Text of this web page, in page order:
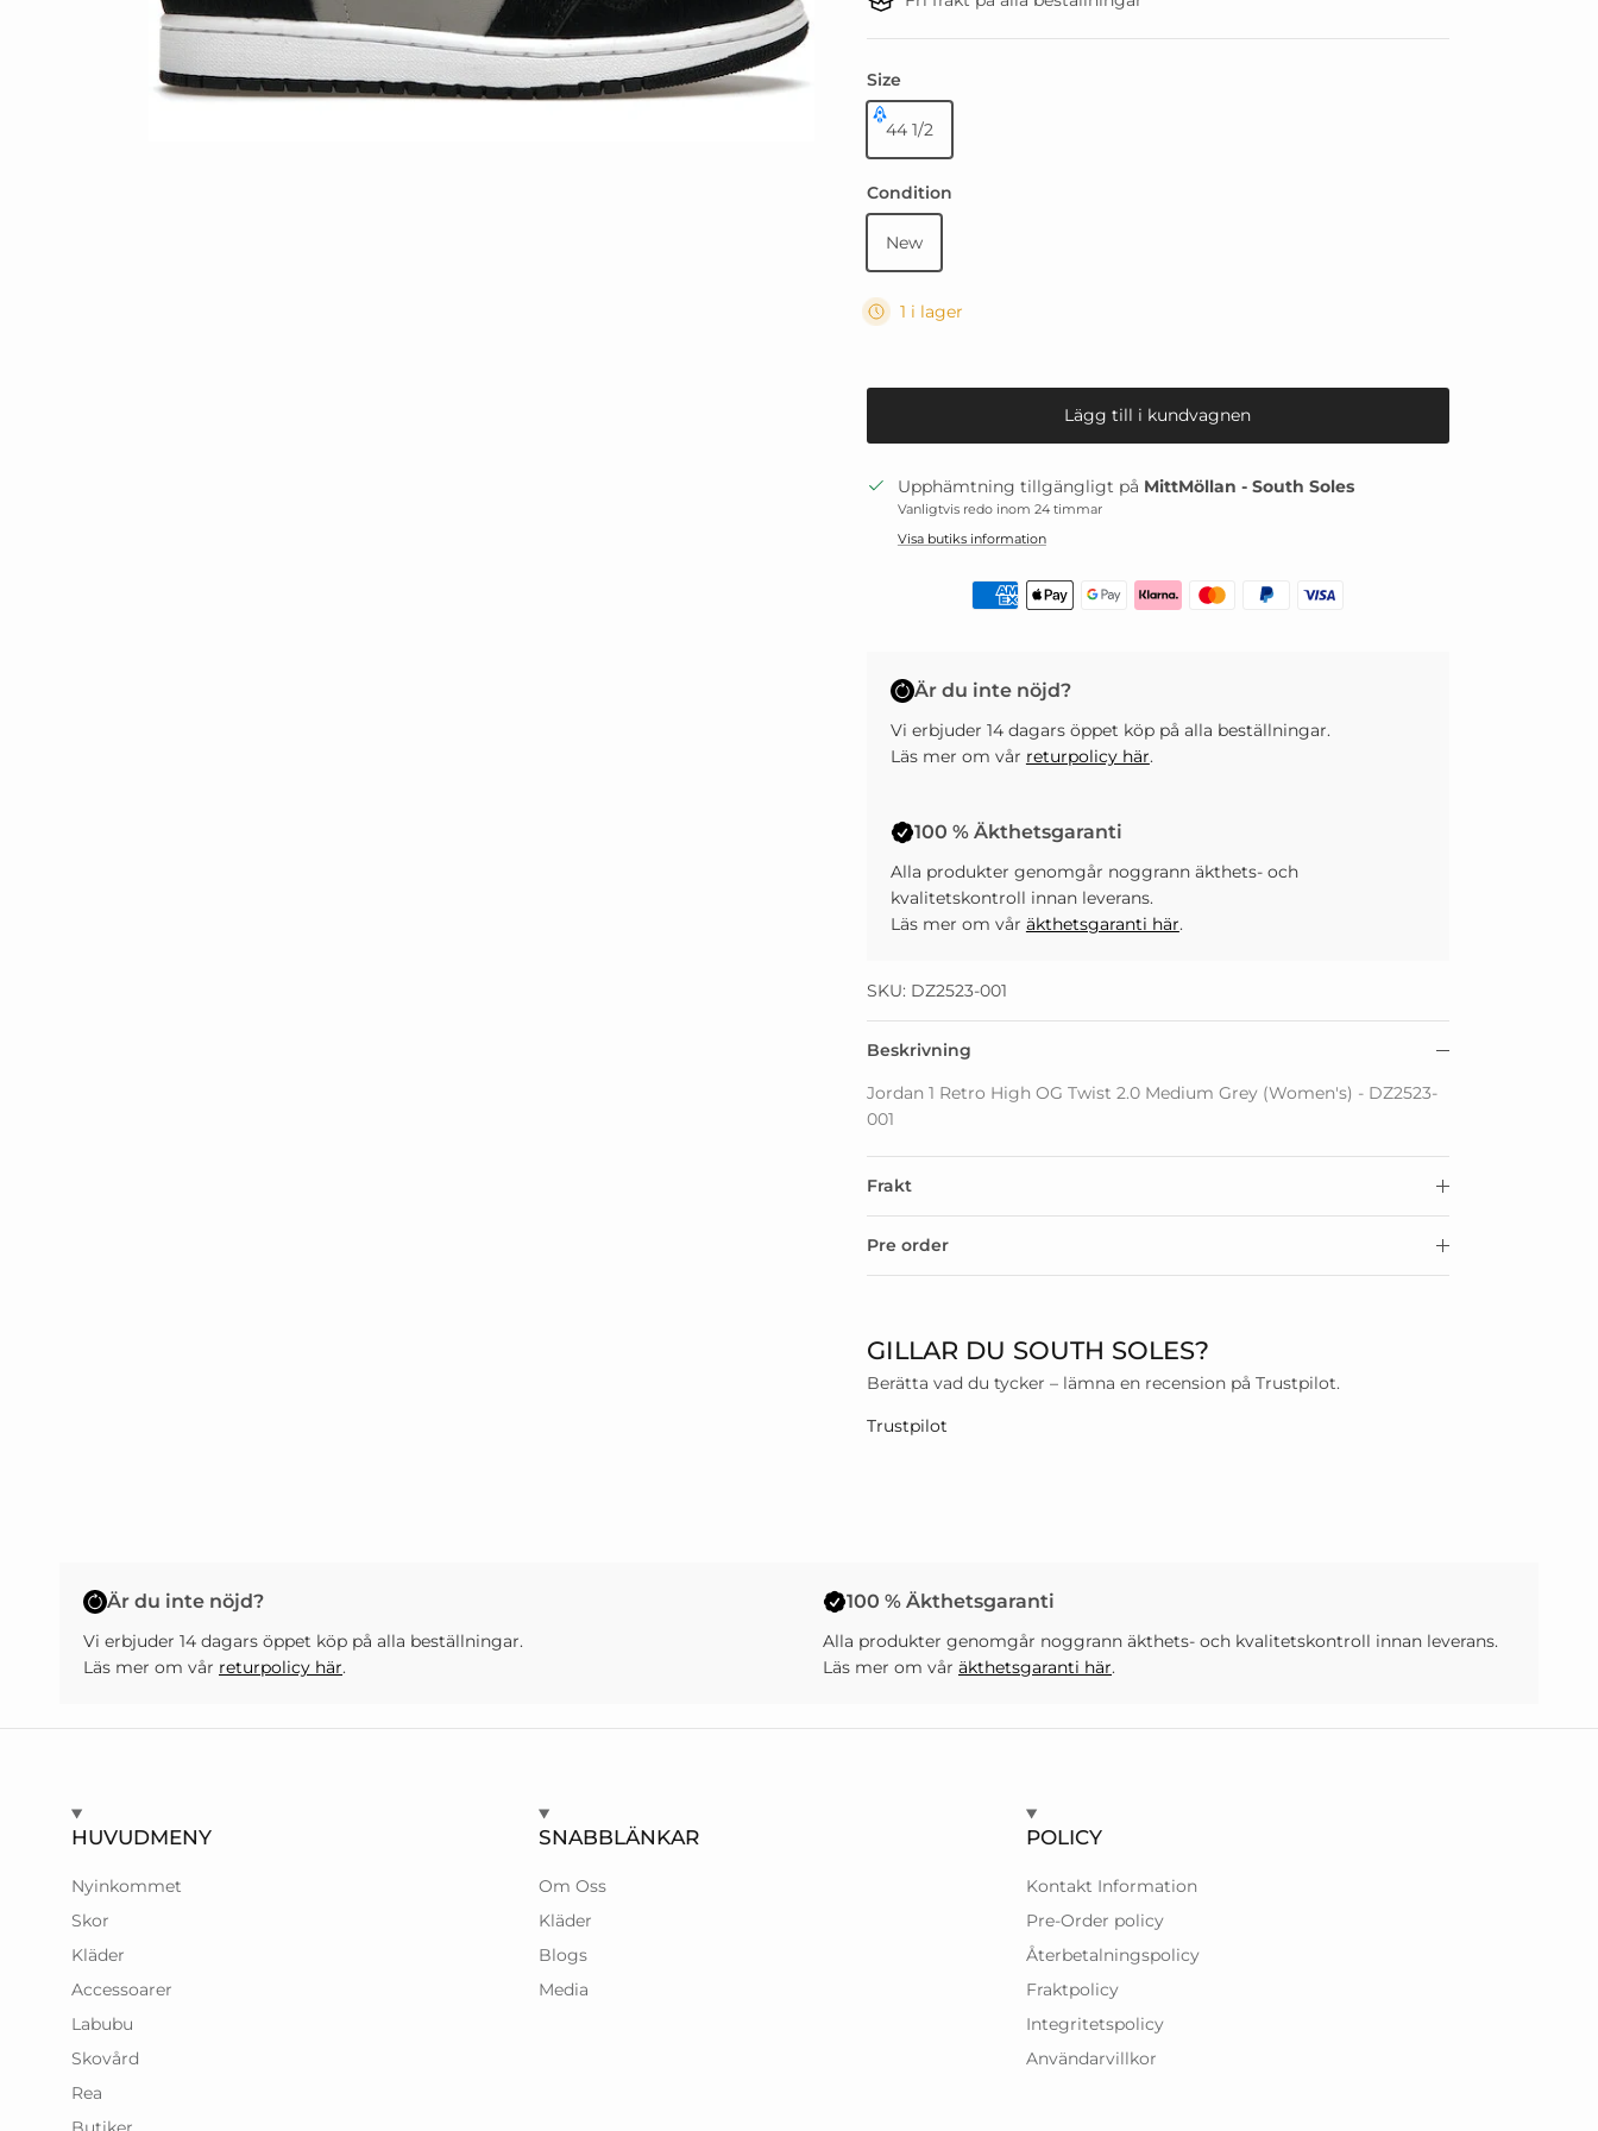
Size
44 1/2
Condition
New
1 i lager
Lägg till i kundvagnen
Upphämtning tillgängligt på MittMöllan - South Soles
Vanligtvis redo inom 24 timmar
Visa butiks information
Är du inte nöjd?
Vi erbjuder 14 dagars öppet köp på alla beställningar.
Läs mer om vår returpolicy här.
100 % Äkthetsgaranti
Alla produkter genomgår noggrann äkthets- och
kvalitetskontroll innan leverans.
Läs mer om vår äkthetsgaranti här.
SKU: DZ2523-001
Beskrivning
Jordan 1 Retro High OG Twist 2.0 Medium Grey (Women's) - DZ2523-
001
Frakt
Pre order
GILLAR DU SOUTH SOLES?
Berätta vad du tycker – lämna en recension på Trustpilot.
Trustpilot
Är du inte nöjd?
Vi erbjuder 14 dagars öppet köp på alla beställningar.
Läs mer om vår returpolicy här.
100 % Äkthetsgaranti
Alla produkter genomgår noggrann äkthets- och kvalitetskontroll innan leverans.
Läs mer om vår äkthetsgaranti här.
HUVUDMENY
Nyinkommet
Skor
Kläder
Accessoarer
Labubu
Skovård
Rea
SNABBLÄNKAR
Om Oss
Kläder
Blogs
Media
POLICY
Kontakt Information
Pre-Order policy
Återbetalningspolicy
Fraktpolicy
Integritetspolicy
Användarvillkor